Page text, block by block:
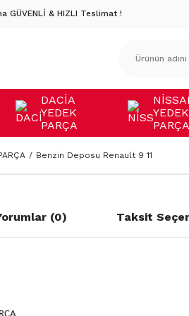
GÜVENLİ & HIZLI Teslimat !
DACİA
YEDEK
PARÇA
YEDEK
PARÇA
Benzin Deposu Renault 9 11
(0) Taksit